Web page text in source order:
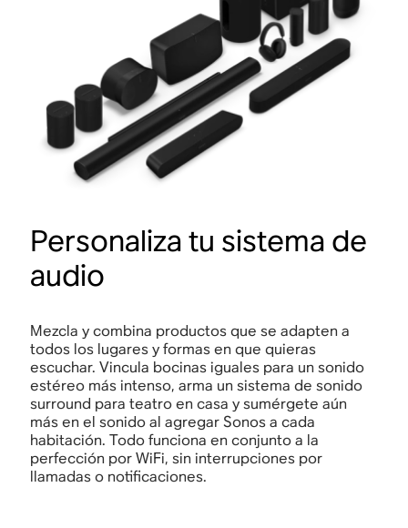
Personaliza tu sistema de
audio
Mezcla y combina productos que se adapten a
todos los lugares y formas en que quieras
escuchar. Vincula bocinas iguales para un sonido
estéreo más intenso, arma un sistema de sonido
surround para teatro en casa y sumérgete aún
más en el sonido al agregar Sonos a cada
habitación. Todo funciona en conjunto a la
perfección por WiFi, sin interrupciones por
llamadas o notificaciones.